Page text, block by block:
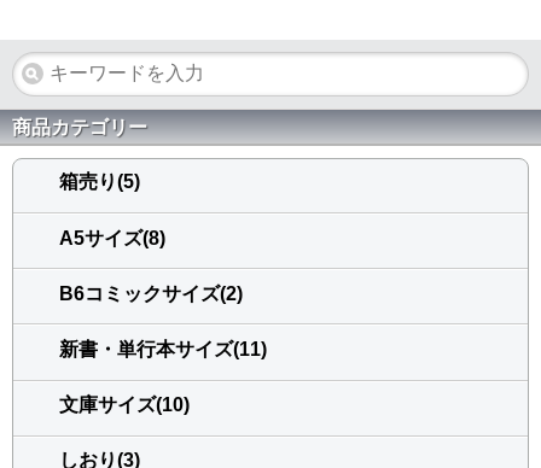
商品カテゴリー
箱売り(5)
A5サイズ(8)
B6コミックサイズ(2)
新書・単行本サイズ(11)
文庫サイズ(10)
しおり(3)